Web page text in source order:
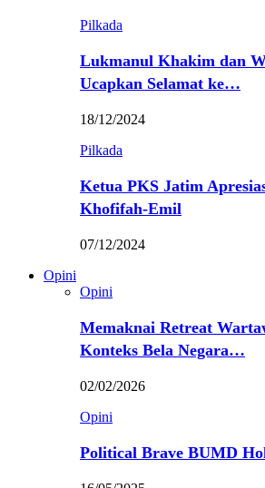
Pilkada
Lukmanul Khakim dan
Ucapkan Selamat ke…
18/12/2024
Pilkada
Ketua PKS Jatim
Khofifah-Emil
07/12/2024
Opini
Opini
Memaknai Retreat
Konteks Bela Negara…
02/02/2026
Opini
Political Brave BUMD